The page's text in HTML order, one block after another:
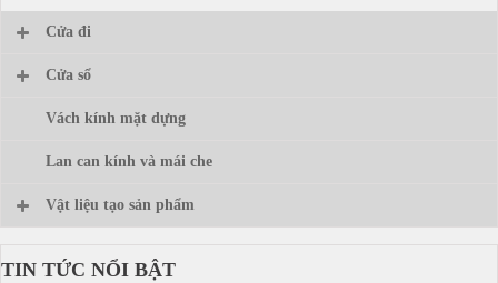
Cửa đi
Cửa sổ
Vách kính mặt dựng
Lan can kính và mái che
Vật liệu tạo sản phẩm
TIN TỨC NỔI BẬT